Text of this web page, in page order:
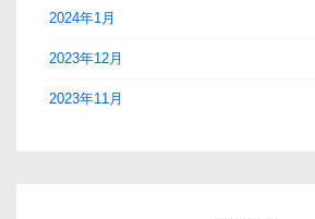
2024年1月
2023年12月
2023年11月